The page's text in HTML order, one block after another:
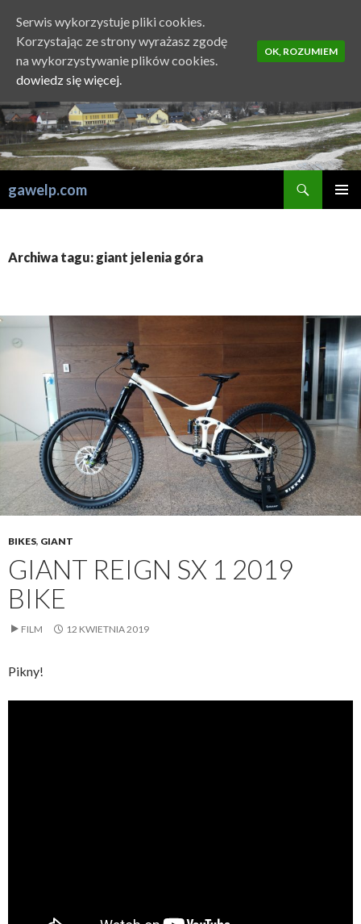
gawelp.com
Archiwa tagu: giant jelenia góra
BIKES, GIANT
GIANT REIGN SX 1 2019
BIKE
FILM 12 KWIETNIA 2019
Pikny!
Serwis wykorzystuje pliki cookies.
Korzystając ze strony wyrażasz zgodę
na wykorzystywanie plików cookies.
dowiedz się więcej.
OK, ROZUMIEM